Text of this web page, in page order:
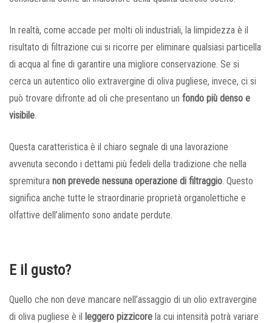
In realtà, come accade per molti oli industriali, la limpidezza è il
risultato di filtrazione cui si ricorre per eliminare qualsiasi particella
di acqua al fine di garantire una migliore conservazione. Se si
cerca un autentico olio extravergine di oliva pugliese, invece, ci si
può trovare difronte ad oli che presentano un fondo più denso e
visibile
Questa caratteristica è il chiaro segnale di una lavorazione
avvenuta secondo i dettami più fedeli della tradizione che nella
spremitura non prevede nessuna operazione di filtraggio . Questo
significa anche tutte le straordinarie proprietà organolettiche e
olfattive dell’alimento sono andate perdute.
E il gusto?
Quello che non deve mancare nell’assaggio di un olio extravergine
di oliva pugliese è il leggero pizzicore la cui intensità potrà variare